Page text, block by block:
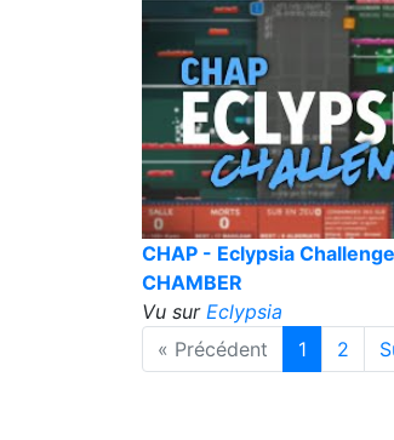
CHAP - Eclypsia
CHAMBER
Vu sur Eclypsia
« Précédent
1 2